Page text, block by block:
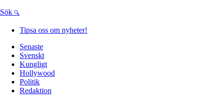
Sök
Tipsa oss om nyheter!
Senaste
Svenskt
Kungligt
Hollywood
Politik
Redaktion